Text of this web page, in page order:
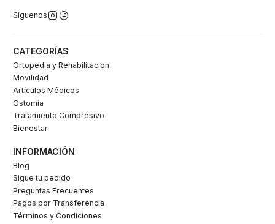
Síguenos
CATEGORÍAS
Ortopedia y Rehabilitacion
Movilidad
Artículos Médicos
Ostomia
Tratamiento Compresivo
Bienestar
INFORMACIÓN
Blog
Sigue tu pedido
Preguntas Frecuentes
Pagos por Transferencia
Términos y Condiciones